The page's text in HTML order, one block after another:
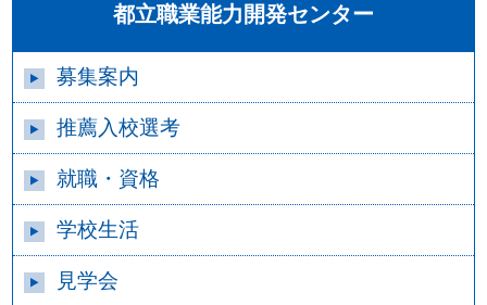
都立職業能力開発センター
募集案内
推薦入校選考
就職・資格
学校生活
見学会